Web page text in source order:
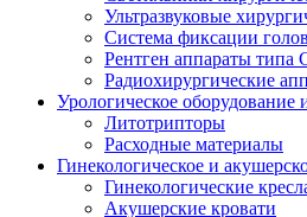
Ультразвуковые
Система фиксации
Рентген аппараты типа
Радиохирургические
Урологическое оборудование
Литотрипторы
Расходные материалы
Гинекологическое и
Гинекологические
Акушерские кровати